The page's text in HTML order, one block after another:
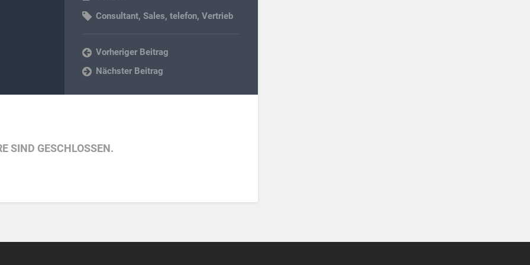
Consultant,Sales,telefon,Vertrieb
Vorheriger Beitrag
Nächster Beitrag
SIND GESCHLOSSEN.